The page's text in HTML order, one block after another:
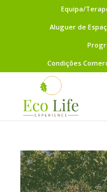
Equipa/
Aluguer de
Condições